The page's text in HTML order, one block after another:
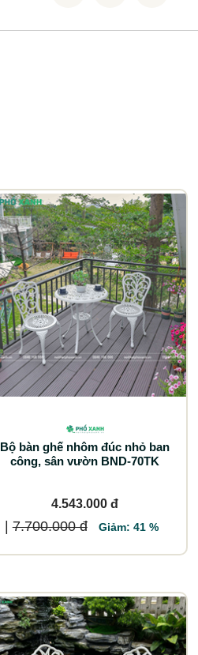
Bộ bàn ghế nhôm đúc nhỏ ban
công, sân vườn BND-70TK
4.543.000 đ
| 7.700.000 đ Giảm: 41 %